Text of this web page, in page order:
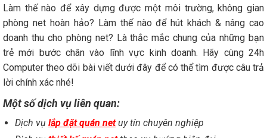
Làm thế nào để xây dựng được một môi trường, không gian
phòng net hoàn hảo? Làm thế nào để hút khách & nâng cao
doanh thu cho phòng net? Là thắc mắc chung của những bạn
trẻ mới bước chân vào lĩnh vực kinh doanh. Hãy cùng 24h
Computer theo dõi bài viết dưới đây để có thể tìm được câu trả
lời chính xác nhé!
Một số dịch vụ liên quan:
Dịch vụ lắp đặt quán netuy tín chuyên nghiệp